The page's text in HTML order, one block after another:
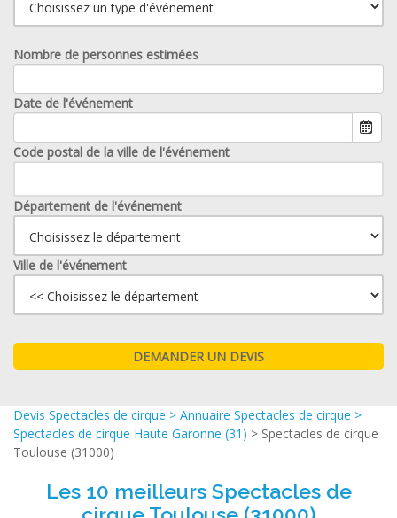
Nombre de personnes estimées
Date de l'événement
Code postal de la ville de l'événement
Département de l'événement
Ville de l'événement
Devis Spectacles de cirque > Annuaire Spectacles de cirque >
Spectacles de cirque Haute Garonne (31) > Spectacles de cirque
Toulouse (31000)
Les 10 meilleurs Spectacles de